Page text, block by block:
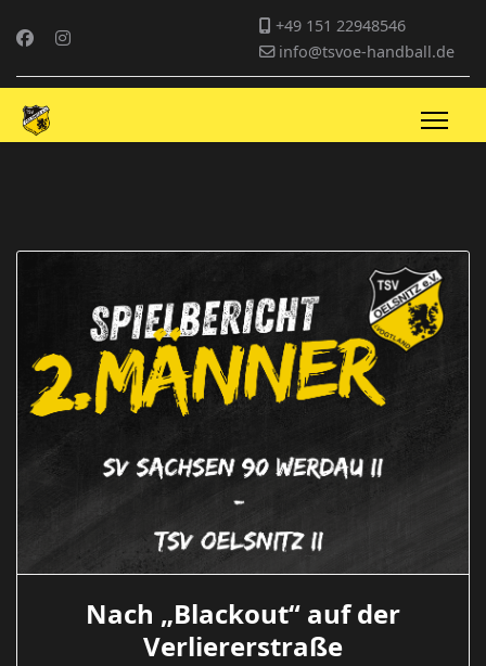
+49 151 22948546
info@tsvoe-handball.de
Nach „Blackout“ auf der
Verliererstraße